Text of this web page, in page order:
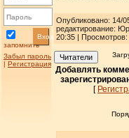
запомнить
Вход
Забыл пароль
| Регистрация
Опубликовано: 14/
редактирование:
20:35 | Просмотров:
Читатели
Добавлять
[